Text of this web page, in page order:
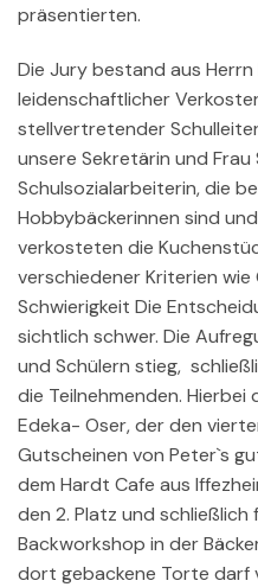
präsentierten.
Die Jury bestand aus
leidenschaftlicher
stellvertretender
unsere Sekretärin und Frau
Schulsozialarbeiterin, die
Hobbybäckerinnen sind
verkosteten die
verschiedener Kriterien wie
Schwierigkeit Die
sichtlich schwer. Die
und Schülern stieg,
die Teilnehmenden. Hierbei
Edeka- Oser, der den
Gutscheinen von Peter`s
dem Hardt Cafe aus
den 2. Platz und schließlich
Backworkshop in der
dort gebackene Torte darf